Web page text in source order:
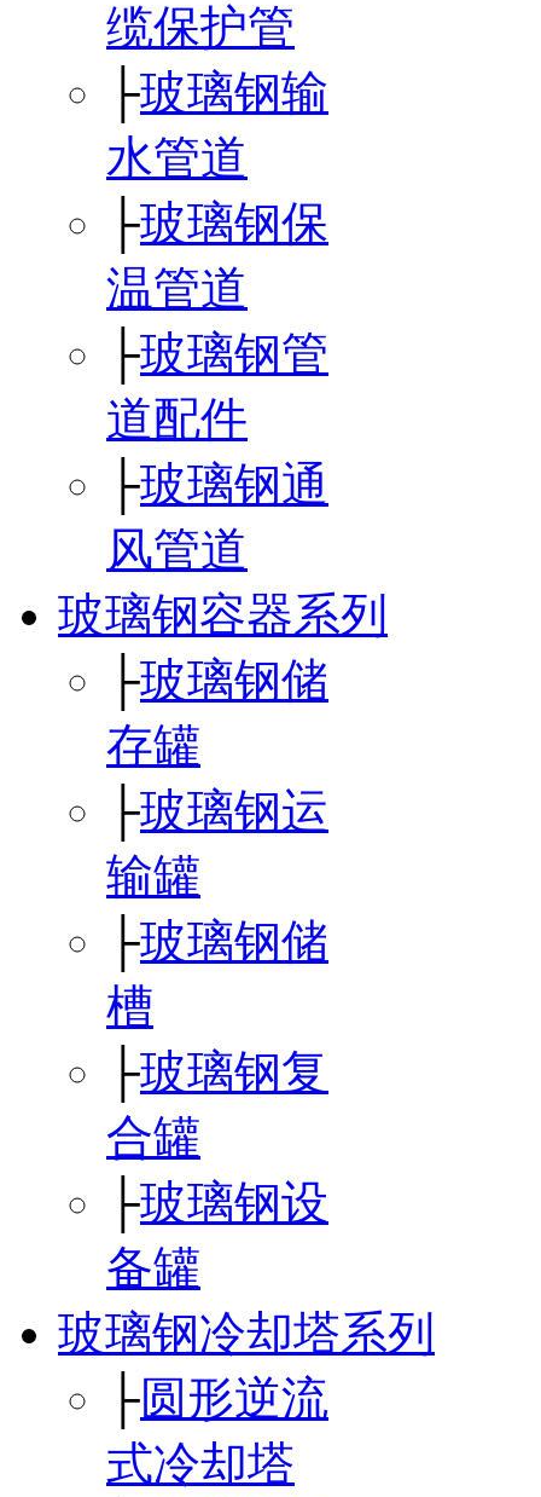
缆保护管
├玻璃钢输
水管道
├玻璃钢保
温管道
├玻璃钢管
道配件
├玻璃钢通
风管道
玻璃钢容器系列
├玻璃钢储
存罐
├玻璃钢运
输罐
├玻璃钢储
槽
├玻璃钢复
合罐
├玻璃钢设
备罐
玻璃钢冷却塔系列
├圆形逆流
式冷却塔